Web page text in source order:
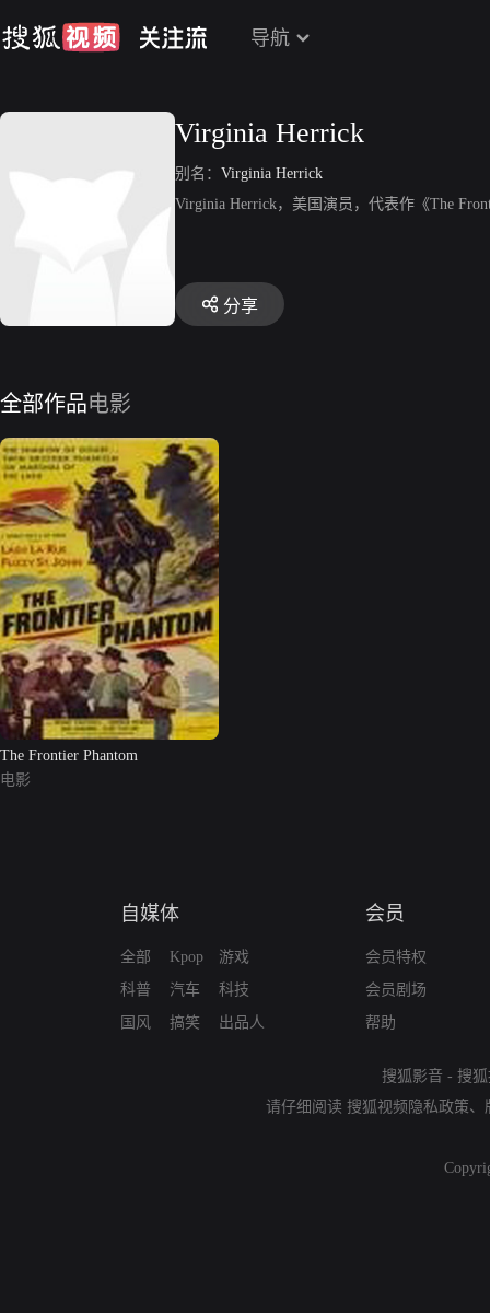
导航
Virginia Herrick
别名： Virginia Herrick
Virginia Herrick，美国演员，代表作《The
分享
全部作品电影
The Frontier Phantom
电影
自媒体
全部
科普
国风
Kpop
汽车
搞笑
游戏
科技
出品人
会员
会员特权
会员剧场
帮助
搜狐影音 - 搜
请仔细阅读 搜狐视频隐私政策、